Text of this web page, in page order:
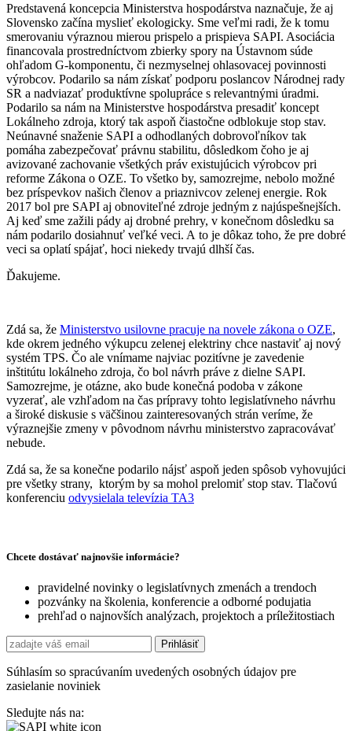
Predstavená koncepcia Ministerstva hospodárstva naznačuje, že aj
Slovensko začína myslieť ekologicky. Sme veľmi radi, že k tomu
smerovaniu výraznou mierou prispelo a prispieva SAPI. Asociácia
financovala ​prostredníctvom zbierky spory na Ústavnom súde
ohľadom G-komponentu, či nezmyselnej ohlasovacej povinnosti
výrobcov. Podarilo sa nám získať podporu poslancov Národnej rady
SR a nadviazať produktívne spolupráce s relevantnými úradmi.
Podarilo sa nám na Ministerstve hospodárstva presadiť koncept
Lokálneho zdroja, ktorý tak aspoň čiastočne odblokuje stop stav.
Neúnavné snaženie SAPI a odhodlaných dobrovoľníkov tak
pomáha zabezpečovať právnu stabilitu, dôsledkom čoho je aj
avizované zachovanie všetkých práv existujúcich výrobcov pri
reforme Zákona o OZE. To všetko by, samozrejme, nebolo možné
bez príspevkov našich členov a priaznivcov zelenej energie. Rok
2017 bol pre SAPI aj obnoviteľné zdroje jedným z najúspešnejších.
Aj keď sme zažili pády aj drobné prehry, v konečnom dôsledku sa
nám podarilo dosiahnuť veľké veci. A to ​ je dôkaz toho, že pre dobré
veci sa oplatí spájať, hoci niekedy trvajú dlhší čas.​
Ďakujeme.
Zdá sa, že Ministerstvo usilovne pracuje na novele zákona o OZE,
kde okrem jedného výkupcu zelenej elektriny chce nastaviť aj nový
systém TPS. Čo ale vnímame najviac pozitívne je zavedenie
inštitútu lokálneho zdroja, čo bol návrh práve z dielne SAPI.
Samozrejme, je otázne, ako bude konečná podoba v zákone
vyzerať, ale vzhľadom na čas prípravy tohto legislatívneho návrhu
a široké diskusie s väčšinou zainteresovaných strán veríme, že
výraznejšie zmeny v pôvodnom návrhu ministerstvo zapracovávať
nebude.
Zdá sa, že sa konečne podarilo nájsť aspoň jeden spôsob vyhovujúci
pre všetky strany​, ktorým by sa mohol prelomiť stop stav. Tlačovú
konferenciu odvysielala televízia TA3
Chcete dostávať najnovšie informácie?
pravidelné novinky o legislatívnych zmenách a trendoch
pozvánky na školenia, konferencie a odborné podujatia
prehľad o najnovších analýzach, projektoch a príležitostiach
Súhlasím so spracúvaním uvedených osobných údajov pre
zasielanie noviniek
Sledujte nás na: